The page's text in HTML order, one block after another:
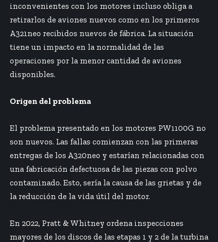
inconvenientes con los motores incluso obliga a
retirarlos de aviones nuevos como en los primeros
A321neo recibidos nuevos de fábrica. La situación
tiene un impacto en la normalidad de las
operaciones por la menor cantidad de aviones
disponibles.
Origen del problema
El problema presentado en los motores PW1100G no
son nuevos. Las fallas comienzan con las primeras
entregas de los A320neo y estarían relacionadas con
una fabricación defectuosa de las piezas con polvo
contaminado. Esto, sería la causa de las grietas y de
la reducción de la vida útil del motor.
En 2022, Pratt & Whitney ordena inspecciones
mayores de los discos de las etapas 1 y 2 de la turbina